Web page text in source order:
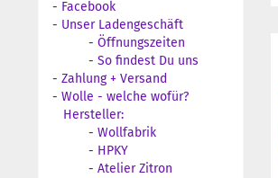
- Facebook
- Unser Ladengeschäft
- Öffnungszeiten
- So findest Du uns
- Zahlung + Versand
- Wolle - welche wofür?
Hersteller:
- Wollfabrik
- HPKY
- Atelier Zitron